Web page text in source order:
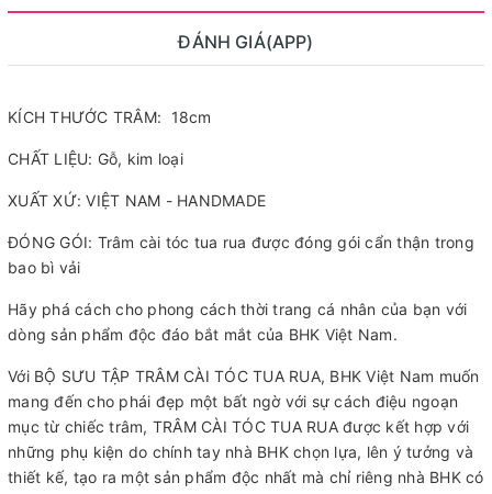
ĐÁNH GIÁ(APP)
KÍCH THƯỚC TRÂM: 18cm
CHẤT LIỆU: Gỗ, kim loại
XUẤT XỨ: VIỆT NAM - HANDMADE
ĐÓNG GÓI: Trâm cài tóc tua rua được đóng gói cẩn thận trong
bao bì vải
Hãy phá cách cho phong cách thời trang cá nhân của bạn với
dòng sản phẩm độc đáo bắt mắt của BHK Việt Nam.
Với BỘ SƯU TẬP TRÂM CÀI TÓC TUA RUA, BHK Việt Nam muốn
mang đến cho phái đẹp một bất ngờ với sự cách điệu ngoạn
mục từ chiếc trâm, TRÂM CÀI TÓC TUA RUA được kết hợp với
những phụ kiện do chính tay nhà BHK chọn lựa, lên ý tưởng và
thiết kế, tạo ra một sản phẩm độc nhất mà chỉ riêng nhà BHK có